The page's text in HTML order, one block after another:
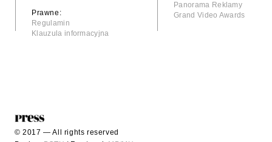
Prawne:
Regulamin
Klauzula informacyjna
Panorama Reklamy
Grand Video Awards
© 2017 — All rights reserved